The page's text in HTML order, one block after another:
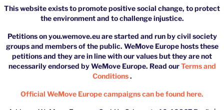
This website exists to promote positive social change, to protect
the environment and to challenge injustice.
Petitions on you.wemove.eu are started and run by civil society
groups and members of the public. WeMove Europe hosts these
petitions and they are in line with our values but they are not
necessarily endorsed by WeMove Europe. Read ourTerms and
Conditions.
Official WeMove Europe campaigns can be found here.